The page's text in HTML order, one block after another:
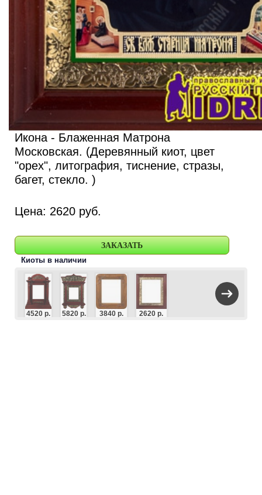
Икона - Блаженная Матрона
Московская. (Деревянный киот, цвет
"орех", литография, тиснение, стразы,
багет, стекло. )
Цена: 2620 руб.
Киоты в наличии
4520 р. 5820 р. 3840 р. 2620 р.